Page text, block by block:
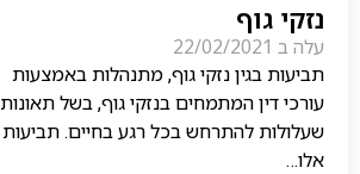
נזקי גוף
עלה ב 22/02/2021
תביעות בגין נזקי גוף, מתנהלות באמצעות
עורכי דין המתמחים בנזקי גוף, בשל תאונות
שעלולות להתרחש בכל רגע בחיים. תביעות
אלו…